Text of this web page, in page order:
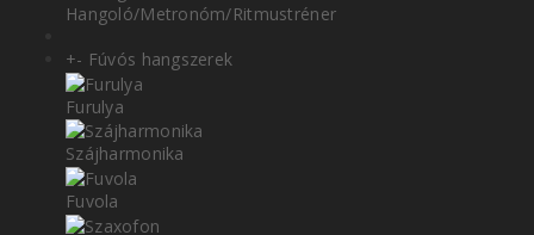
Hangoló/Metronóm/Ritmustréner
+- Fúvós hangszerek
Furulya
Szájharmonika
Fuvola